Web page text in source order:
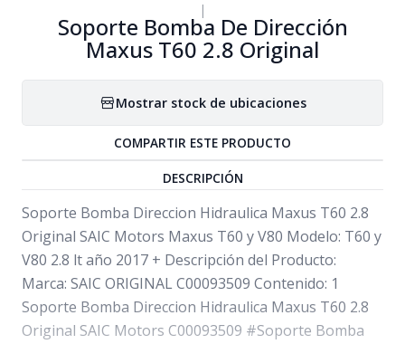
|
Soporte Bomba De Dirección
Maxus T60 2.8 Original
Mostrar stock de ubicaciones
COMPARTIR ESTE PRODUCTO
DESCRIPCIÓN
Soporte Bomba Direccion Hidraulica Maxus T60 2.8
Original SAIC Motors Maxus T60 y V80 Modelo: T60 y
V80 2.8 lt año 2017 + Descripción del Producto:
Marca: SAIC ORIGINAL C00093509 Contenido: 1
Soporte Bomba Direccion Hidraulica Maxus T60 2.8
Original SAIC Motors C00093509 #Soporte Bomba